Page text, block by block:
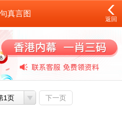
真言图
返回
1页 下一页